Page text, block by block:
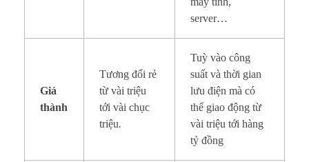
server…
Giá
thành
Tương đối rẻ
từ vài triệu
tới vài chục
triệu.
Tuỳ vào công
suất và thời gian
lưu điện mà có
thể giao động từ
vài triệu tới hàng
tỷ đồng